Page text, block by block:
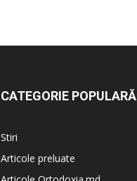
CATEGORIE POPULARĂ
Stiri
Articole preluate